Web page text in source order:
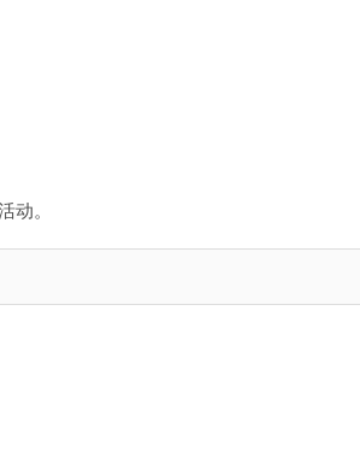
动。